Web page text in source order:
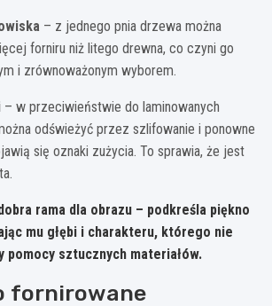
– z jednego pnia drzewa można
forniru niż litego drewna, co czyni go
i zrównoważonym wyborem.
– w przeciwieństwie do laminowanych
odświeżyć przez szlifowanie i ponowne
się oznaki zużycia. To sprawia, że jest
rama dla obrazu – podkreśla piękno
mu głębi i charakteru, którego nie
pomocy sztucznych materiałów.
fornirowane